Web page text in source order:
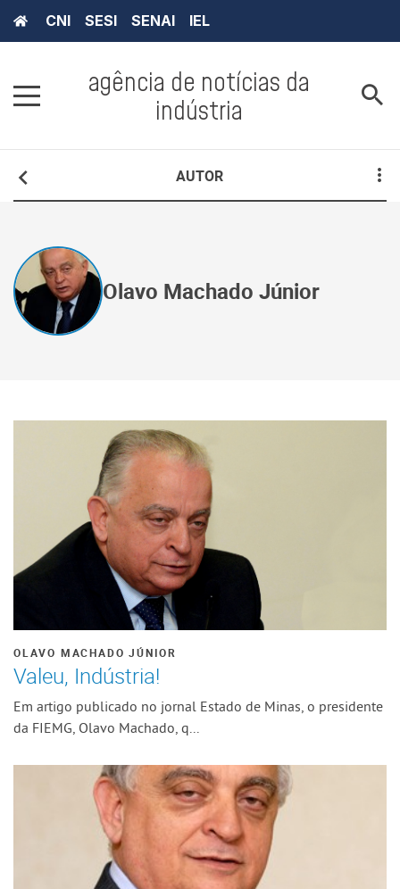
CNI SESI SENAI IEL
agência de notícias da
indústria
AUTOR
Olavo Machado Júnior
OLAVO MACHADO JÚNIOR
Valeu, Indústria!
Em artigo publicado no jornal Estado de Minas, o presidente
da FIEMG, Olavo Machado, q...